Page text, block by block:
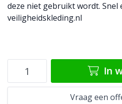
deze niet gebruikt wordt. Snel
veiligheidskleding.nl
In
Vraag een